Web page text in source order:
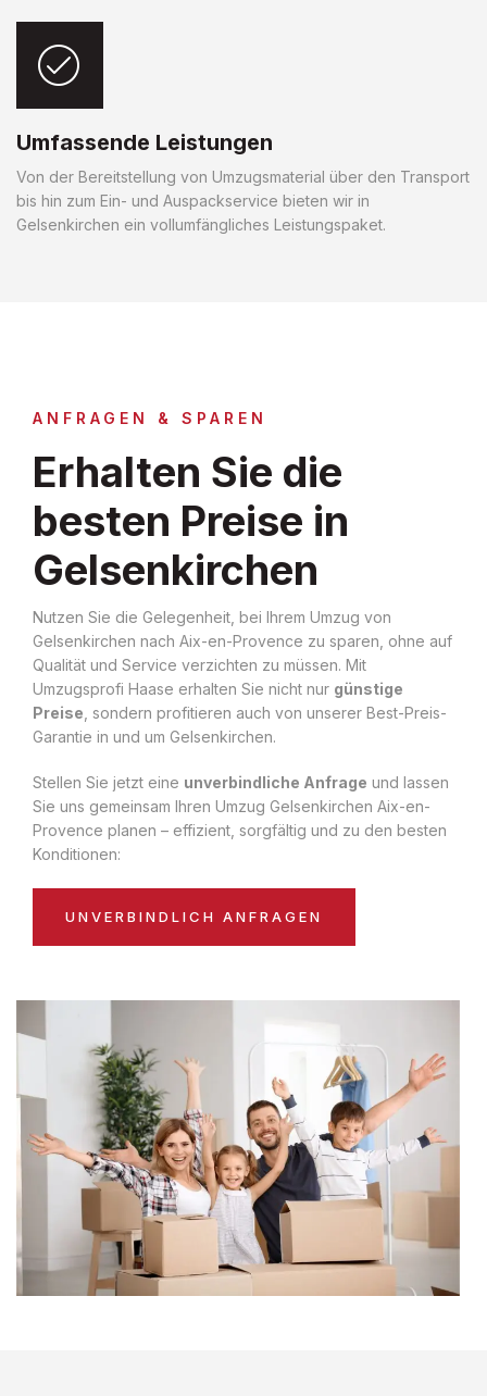
Umfassende Leistungen
Von der Bereitstellung von Umzugsmaterial über den Transport
bis hin zum Ein- und Auspackservice bieten wir in
Gelsenkirchen ein vollumfängliches Leistungspaket.
ANFRAGEN & SPAREN
Erhalten Sie die
besten Preise in
Gelsenkirchen
Nutzen Sie die Gelegenheit, bei Ihrem Umzug von
Gelsenkirchen nach Aix-en-Provence zu sparen, ohne auf
Qualität und Service verzichten zu müssen. Mit
Umzugsprofi Haase erhalten Sie nicht nur günstige
Preise , sondern profitieren auch von unserer Best-Preis-
Garantie in und um Gelsenkirchen.
Stellen Sie jetzt eine unverbindliche Anfrage und lassen
Sie uns gemeinsam Ihren Umzug Gelsenkirchen Aix-en-
Provence planen – effizient, sorgfältig und zu den besten
Konditionen:
UNVERBINDLICH ANFRAGEN